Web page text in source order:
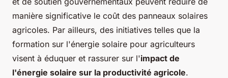
manière significative le coût des panneaux solaires
agricoles. Par ailleurs, des initiatives telles que la
formation sur l'énergie solaire pour agriculteurs
visent à éduquer et rassurer sur l'impact de
l'énergie solaire sur la productivité agricole.